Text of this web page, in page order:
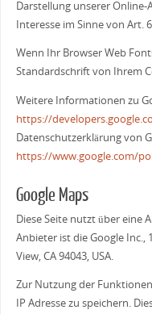
Darstellung unserer
Interesse im Sinne von Art.
Wenn Ihr Browser Web
Standardschrift von Ihrem
Weitere Informationen zu
https://
Datenschutzerklärung von
https://www.google.com/
Google Maps
Diese Seite nutzt über eine
Anbieter ist die Google
View, CA 94043, USA.
Zur Nutzung der
IP Adresse zu speichern.